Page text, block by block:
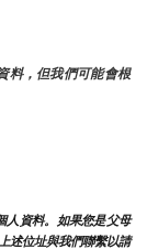
料，但我們可能會根
人資料。如果您是父母
述位址與我們聯繫以請